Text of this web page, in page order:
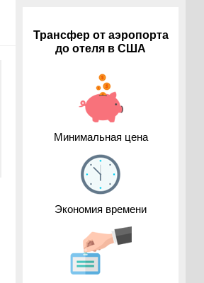
Трансфер от аэропорта
до отеля в США
Минимальная цена
Экономия времени